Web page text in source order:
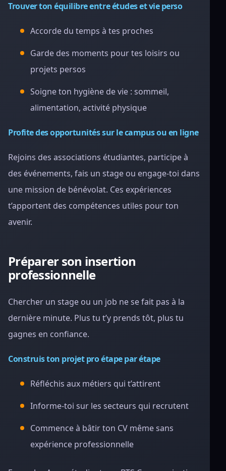
Trouver ton équilibre entre études et vie perso
Accorde du temps à tes proches
Garde des moments pour tes loisirs ou
projets persos
Soigne ton hygiène de vie : sommeil,
alimentation, activité physique
Profite des opportunités sur le campus ou en ligne
Rejoins des associations étudiantes, participe à
des événements, fais un stage ou engage-toi dans
une mission de bénévolat. Ces expériences
t’apportent des compétences utiles pour ton
avenir.
Préparer son insertion
professionnelle
Chercher un stage ou un job ne se fait pas à la
dernière minute. Plus tu t’y prends tôt, plus tu
gagnes en confiance.
Construis ton projet pro étape par étape
Réfléchis aux métiers qui t’attirent
Informe-toi sur les secteurs qui recrutent
Commence à bâtir ton CV même sans
expérience professionnelle